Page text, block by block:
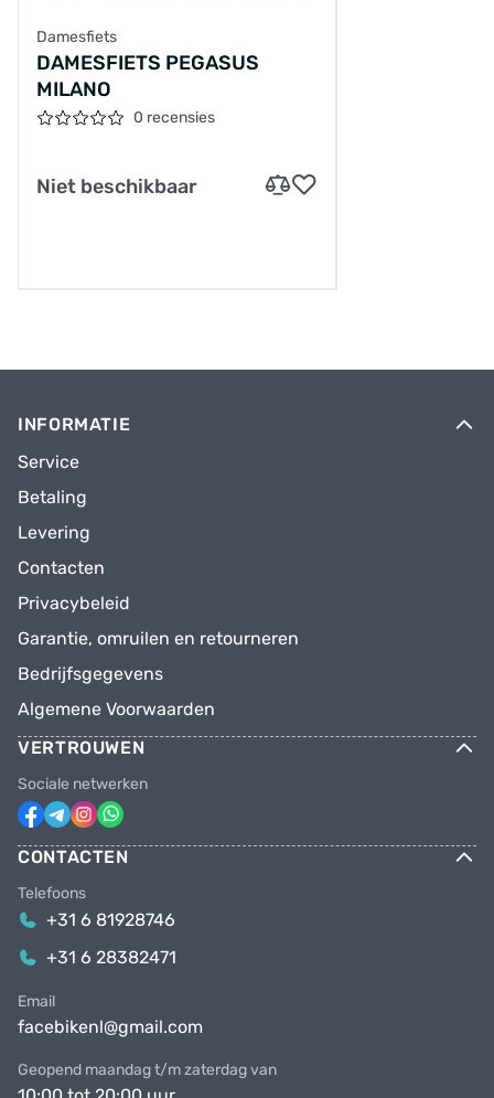
Damesfiets
DAMESFIETS PEGASUS
MILANO
0 recensies
Niet beschikbaar
INFORMATIE
Service
Betaling
Levering
Contacten
Privacybeleid
Garantie, omruilen en retourneren
Bedrijfsgegevens
Algemene Voorwaarden
VERTROUWEN
Sociale netwerken
CONTACTEN
Telefoons
+31 6 81928746
+31 6 28382471
Email
facebikenl@gmail.com
Geopend maandag t/m zaterdag van